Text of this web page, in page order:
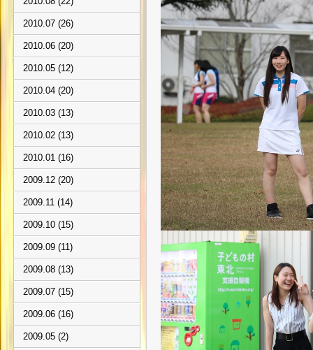
2010.07 (26)
2010.06 (20)
2010.05 (12)
2010.04 (20)
2010.03 (13)
2010.02 (13)
2010.01 (16)
2009.12 (20)
2009.11 (14)
2009.10 (15)
2009.09 (11)
2009.08 (13)
2009.07 (15)
2009.06 (16)
2009.05 (2)